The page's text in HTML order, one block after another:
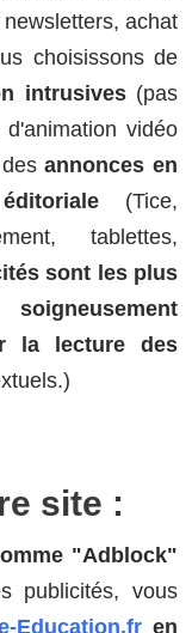
achat
choisissons de
intrusives(pas
vidéo
desannonces en
(Tice,
tablettes,
sont les plus
la lecture des
site :
"Adblock"
publicités, vous
Education.fr en